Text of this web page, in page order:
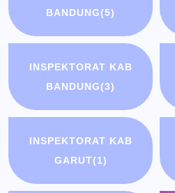
BANDUNG(5)
INSPEKTORAT KAB
BANDUNG(3)
INSPEKTORAT KAB
GARUT(1)